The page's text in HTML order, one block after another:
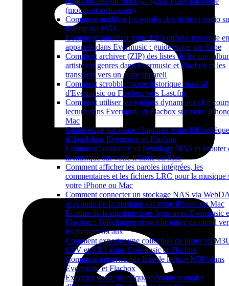
(mobile et ordinateur)
Comment modifier les paroles des fichiers audio
iPhone ou MAC
Comment transférer votre bibliothèque musicale
appareils dans Evermusic : guide étape par étape
Comment archiver (ZIP) des listes de lecture,
artistes et genres dans Evermusic et Flacbox et les
transférer vers un autre appareil
Comment scrobbler votre historique musical
d'Evermusic ou Flacbox vers Last.fm
Comment utiliser les widgets dynamiques En
lecture dans Evermusic et Flacbox sur votre
Mac
Guide étape par étape : Importer votre bibliothèque
iCloud dans Evermusic et Flacbox
Comment connecter un Synology NAS et écouter
la musique sur votre iPhone ou Mac
Comment afficher les paroles intégrées, les
commentaires et les fichiers LRC pour la musique
votre iPhone ou Mac
Comment connecter un stockage NAS via
et écouter de la musique sur votre iPhone ou Mac
Écouter de la musique hors ligne avec Evermusic
Flacbox : Télécharger et synchroniser du cloud
les fichiers locaux
Comment exporter une collection de pistes en
CSV et TXT dans Evermusic et Flacbox
Comment importer une liste de lecture M3U dans
Evermusic et Flacbox
Exportez votre historique d'écoute complet